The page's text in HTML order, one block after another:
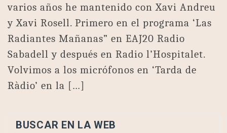
varios años he mantenido con Xavi Andreu
y Xavi Rosell. Primero en el programa ‘Las
Radiantes Mañanas” en EAJ20 Radio
Sabadell y después en Radio l’Hospitalet.
Volvimos a los micrófonos en ‘Tarda de
Ràdio’ en la […]
BUSCAR EN LA WEB